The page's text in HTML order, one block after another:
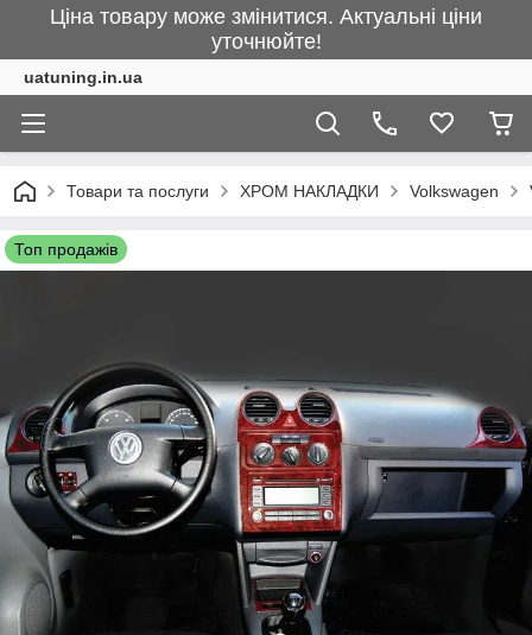
Ціна товару може змінитися. Актуальні ціни
уточнюйте!
uatuning.in.ua
Товари та послуги ХРОМ НАКЛАДКИ Volkswagen
Топ продажів